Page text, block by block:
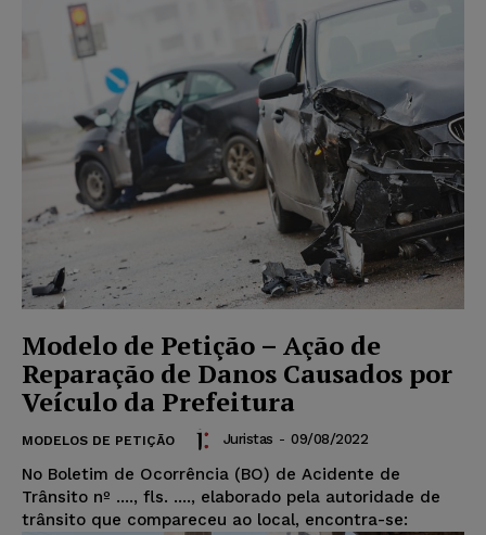
Modelo de Petição – Ação de
Reparação de Danos Causados por
Veículo da Prefeitura
MODELOS DE PETIÇÃO Juristas - 09/08/2022
No Boletim de Ocorrência (BO) de Acidente de
Trânsito nº ...., fls. ...., elaborado pela autoridade de
trânsito que compareceu ao local, encontra-se: